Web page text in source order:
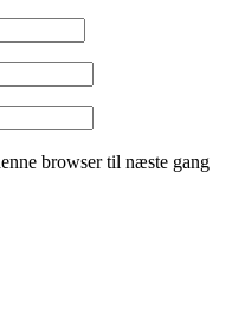
browser til næste gang